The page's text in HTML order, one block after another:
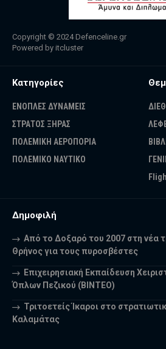
Copyright © 2024 Defenceline.gr All
Powered by itcluster
Κατηγορίες
ΕΝΟΠΛΕΣ ΔΥΝΑΜΕΙΣ
ΣΤΡΑΤΟΣ ΞΗΡΑΣ
ΠΟΛΕΜΙΚΗ ΑΕΡΟΠΟΡΙΑ
ΠΟΛΕΜΙΚΟ ΝΑΥΤΙΚΟ
Δημοφιλή
Από το Δοξαρό του 2007 στη νέα
Θρήνος για τους πυροσβέστες
Επιχειρησιακή Εκπαίδευση
Όπλων Πεζικού (ΒΙΝΤΕΟ)
Τριτοετείς Ίκαροι στο
Καλαμάτας